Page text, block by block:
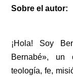
Sobre el autor:
¡Hola! Soy
Bernabé», un
teología, fe,